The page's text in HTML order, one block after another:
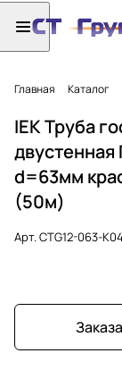
Главная Каталог
IEK Труба
d=63мм
(50м)
Арт.CTG12-063-